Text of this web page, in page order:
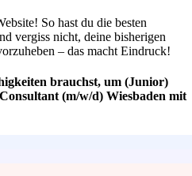
So hast du die besten
vergiss nicht, deine bisherigen
– das macht Eindruck!
brauchst, um (Junior)
(m/w/d) Wiesbaden mit